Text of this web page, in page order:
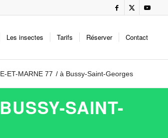
Les insectes Tarifs Réserver Contact
ET-MARNE 77 / à Bussy-Saint-Georges
SAINT-